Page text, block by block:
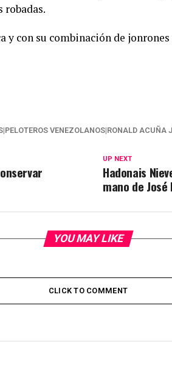
robadas.
con su combinación de
VENEZOLANOS|RONALD ACUÑA
UP NEXT
Hadonais
mano de
YOU MAY LIKE
CLICK TO COMMENT